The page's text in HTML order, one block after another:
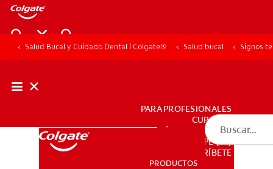
PRODUCTOS
PARA PROFESIONALES
CUPONES
DÓNDE COMPRAR
PE (ES)
SUSCRÍBETE
PRODUCTOS
Salud Bucal y Cuidado Dental | Colgate® Salud bucal Signos